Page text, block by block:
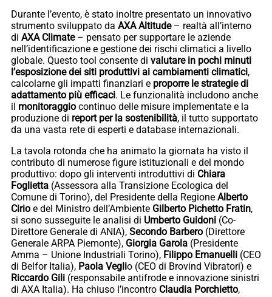
Durante l’evento, è stato inoltre presentato un innovativo
strumento sviluppato da AXA Altitude– realtà all’interno
di AXA Climate– pensato per supportare le aziende
nell’identificazione e gestione dei rischi climatici a livello
globale. Questo tool consente di valutare in pochi minuti
l’esposizione dei siti produttivi ai cambiamenti climatici,
calcolarne gli impatti finanziari e proporre le strategie di
adattamento più efficaci. Le funzionalità includono anche
il monitoraggio continuo delle misure implementate e la
produzione di report per la sostenibilità, il tutto supportato
da una vasta rete di esperti e database internazionali.
La tavola rotonda che ha animato la giornata ha visto il
contributo di numerose figure istituzionali e del mondo
produttivo: dopo gli interventi introduttivi di Chiara
Foglietta (Assessora alla Transizione Ecologica del
Comune di Torino), del Presidente della Regione Alberto
Cirio e del Ministro dell’Ambiente Gilberto Pichetto Fratin,
si sono susseguite le analisi di Umberto Guidoni (Co-
Direttore Generale di ANIA), Secondo Barbero (Direttore
Generale ARPA Piemonte), Giorgia Garola (Presidente
Amma – Unione Industriali Torino), Filippo Emanuelli (CEO
di Belfor Italia), Paola Veglio (CEO di Brovind Vibratori) e
Riccardo Gili (responsabile antifrode e innovazione sinistri
di AXA Italia). Ha chiuso l’incontro Claudia Porchietto,